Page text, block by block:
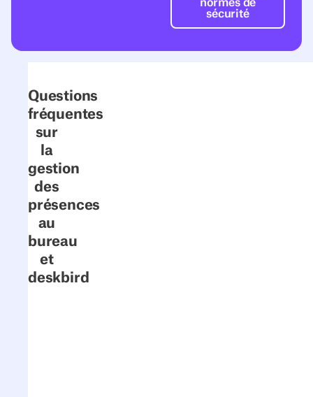
normes de
sécurité
Questions
fréquentes
sur
la
gestion
des
présences
au
bureau
et
deskbird